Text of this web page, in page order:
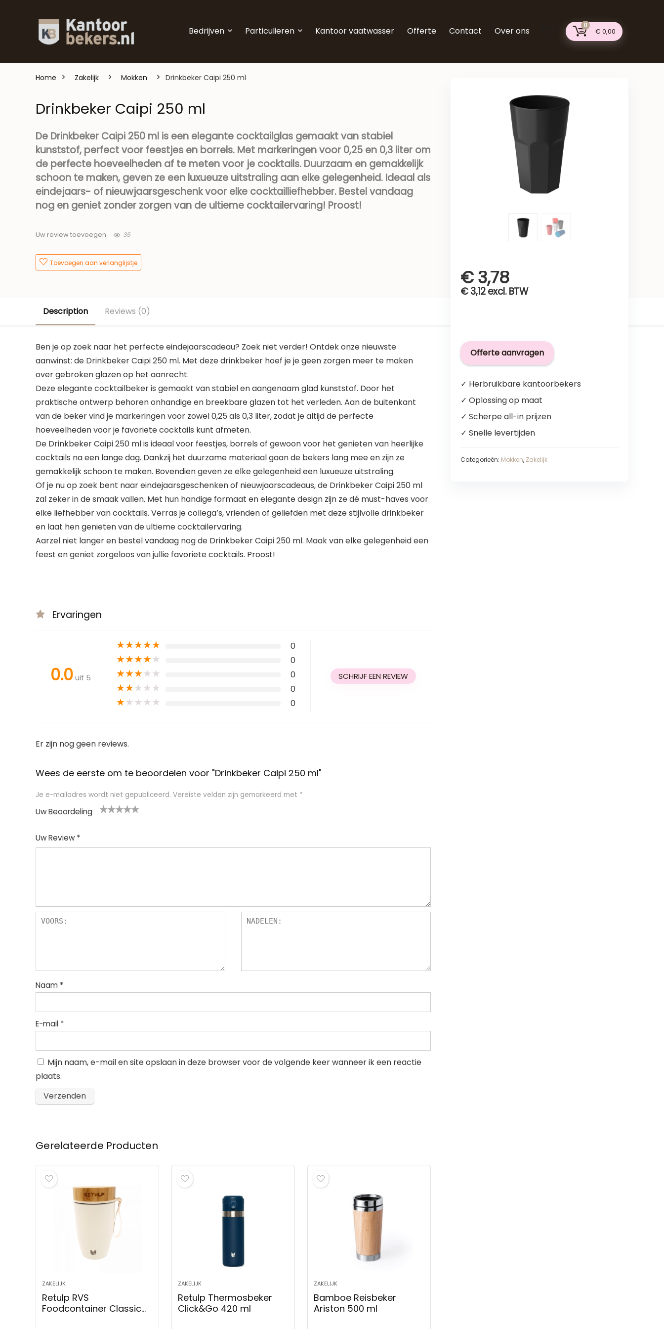
Bedrijven Particulieren Kantoor vaatwasser Offerte Contact Over ons 0
€ 0,00
Home Zakelijk Mokken Drinkbeker Caipi 250 ml
Drinkbeker Caipi 250 ml
€3,78
€3,12 excl. BTW
Offerte aanvragen
✓ Herbruikbare kantoorbekers
✓ Oplossing op maat
✓ Scherpe all-in prijzen
✓ Snelle levertijden
Categorieën: Mokken, Zakelijk
De Drinkbeker Caipi 250 ml is een elegante cocktailglas gemaakt van stabiel
kunststof, perfect voor feestjes en borrels. Met markeringen voor 0,25 en 0,3 liter om
de perfecte hoeveelheden af te meten voor je cocktails. Duurzaam en gemakkelijk
schoon te maken, geven ze een luxueuze uitstraling aan elke gelegenheid. Ideaal als
eindejaars- of nieuwjaarsgeschenk voor elke cocktailliefhebber. Bestel vandaag
nog en geniet zonder zorgen van de ultieme cocktailervaring! Proost!
Uw review toevoegen 35
Toevoegen aan verlanglijstje
Description Reviews (0)
Ben je op zoek naar het perfecte eindejaarscadeau? Zoek niet verder! Ontdek onze nieuwste
aanwinst: de Drinkbeker Caipi 250 ml. Met deze drinkbeker hoef je je geen zorgen meer te maken
over gebroken glazen op het aanrecht.
Deze elegante cocktailbeker is gemaakt van stabiel en aangenaam glad kunststof. Door het
praktische ontwerp behoren onhandige en breekbare glazen tot het verleden. Aan de buitenkant
van de beker vind je markeringen voor zowel 0,25 als 0,3 liter, zodat je altijd de perfecte
hoeveelheden voor je favoriete cocktails kunt afmeten.
De Drinkbeker Caipi 250 ml is ideaal voor feestjes, borrels of gewoon voor het genieten van heerlijke
cocktails na een lange dag. Dankzij het duurzame materiaal gaan de bekers lang mee en zijn ze
gemakkelijk schoon te maken. Bovendien geven ze elke gelegenheid een luxueuze uitstraling.
Of je nu op zoek bent naar eindejaarsgeschenken of nieuwjaarscadeaus, de Drinkbeker Caipi 250 ml
zal zeker in de smaak vallen. Met hun handige formaat en elegante design zijn ze dé must-haves voor
elke liefhebber van cocktails. Verras je collega’s, vrienden of geliefden met deze stijlvolle drinkbeker
en laat hen genieten van de ultieme cocktailervaring.
Aarzel niet langer en bestel vandaag nog de Drinkbeker Caipi 250 ml. Maak van elke gelegenheid een
feest en geniet zorgeloos van jullie favoriete cocktails. Proost!
Ervaringen
0.0 uit 5
★★★★★ 0
★★★★★ 0
★★★★★ 0
★★★★★ 0
★★★★★ 0
SCHRIJF EEN REVIEW
Er zijn nog geen reviews.
Wees de eerste om te beoordelen voor "Drinkbeker Caipi 250 ml"
Je e-mailadres wordt niet gepubliceerd. Vereiste velden zijn gemarkeerd met *
Uw Beoordeling
Uw Review *
Naam *
E-mail *
Mijn naam, e-mail en site opslaan in deze browser voor de volgende keer wanneer ik een reactie
plaats.
Gerelateerde Producten
ZAKELIJK
Retulp RVS
Foodcontainer Classic
ZAKELIJK
Retulp Thermosbeker
Click&Go 420 ml
ZAKELIJK
Bamboe Reisbeker
Ariston 500 ml